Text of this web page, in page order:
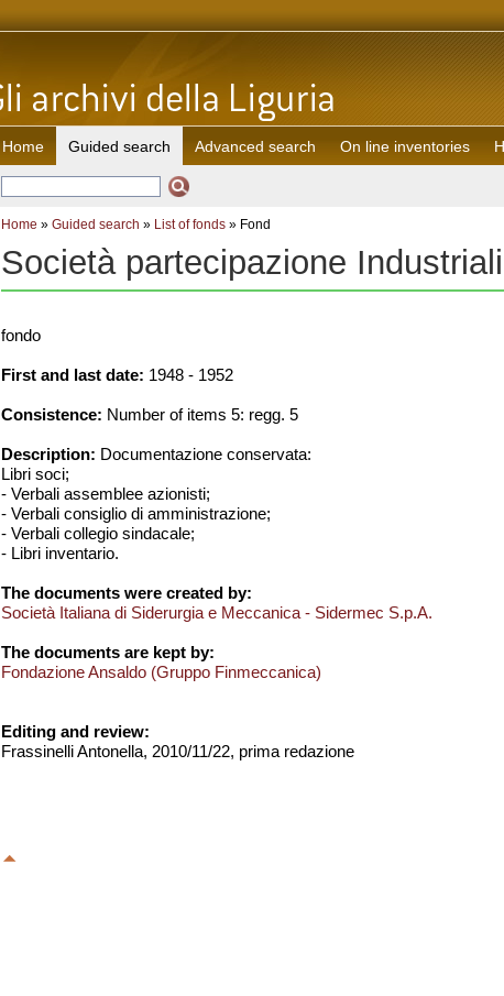
Home Guided search Advanced search On line inventories
Home » Guided search » List of fonds » Fond
Società partecipazione
fondo
First and last date: 1948 - 1952
Consistence: Number of items 5: regg. 5
Description: Documentazione conservata:
Libri soci;
- Verbali assemblee azionisti;
- Verbali consiglio di amministrazione;
- Verbali collegio sindacale;
- Libri inventario.
The documents were created by:
Società Italiana di Siderurgia e Meccanica - Sidermec S.p.A.
The documents are kept by:
Fondazione Ansaldo (Gruppo Finmeccanica)
Editing and review:
Frassinelli Antonella, 2010/11/22, prima redazione